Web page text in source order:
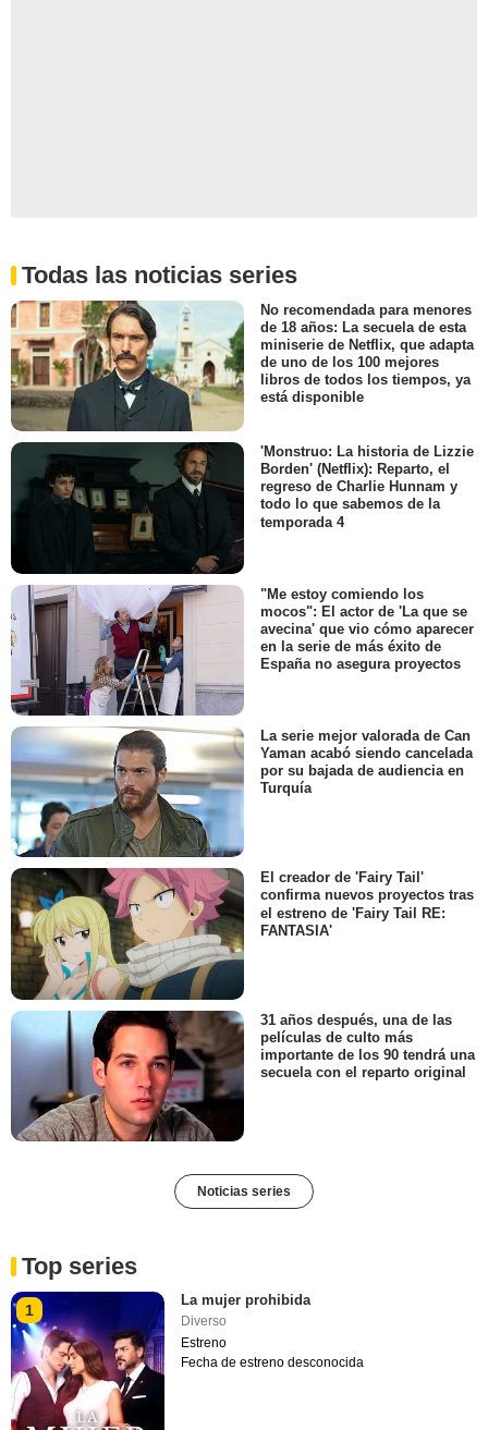
Todas las noticias series
No recomendada para menores
de 18 años: La secuela de esta
miniserie de Netflix, que adapta
de uno de los 100 mejores
libros de todos los tiempos, ya
está disponible
'Monstruo: La historia de Lizzie
Borden' (Netflix): Reparto, el
regreso de Charlie Hunnam y
todo lo que sabemos de la
temporada 4
"Me estoy comiendo los
mocos": El actor de 'La que se
avecina' que vio cómo aparecer
en la serie de más éxito de
España no asegura proyectos
La serie mejor valorada de Can
Yaman acabó siendo cancelada
por su bajada de audiencia en
Turquía
El creador de 'Fairy Tail'
confirma nuevos proyectos tras
el estreno de 'Fairy Tail RE:
FANTASIA'
31 años después, una de las
películas de culto más
importante de los 90 tendrá una
secuela con el reparto original
Noticias series
Top series
1
La mujer prohibida
Diverso
Estreno
Fecha de estreno desconocida